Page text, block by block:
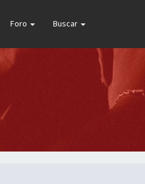
Foro Buscar